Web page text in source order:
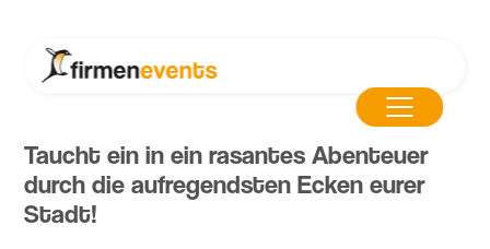
Taucht ein in ein rasantes Abenteuer
durch die aufregendsten Ecken eurer
Stadt!